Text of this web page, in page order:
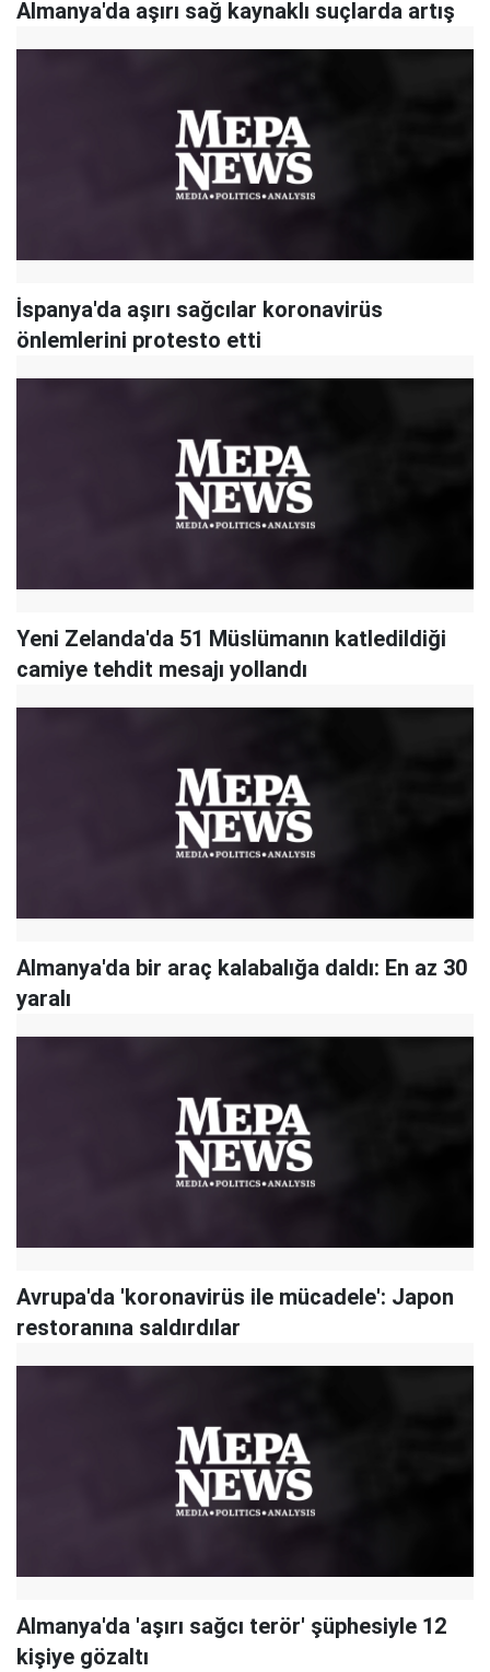
Almanya'da aşırı sağ kaynaklı suçlarda artış
İspanya'da aşırı sağcılar koronavirüs
önlemlerini protesto etti
Yeni Zelanda'da 51 Müslümanın katledildiği
camiye tehdit mesajı yollandı
Almanya'da bir araç kalabalığa daldı: En az 30
yaralı
Avrupa'da 'koronavirüs ile mücadele': Japon
restoranına saldırdılar
Almanya'da 'aşırı sağcı terör' şüphesiyle 12
kişiye gözaltı